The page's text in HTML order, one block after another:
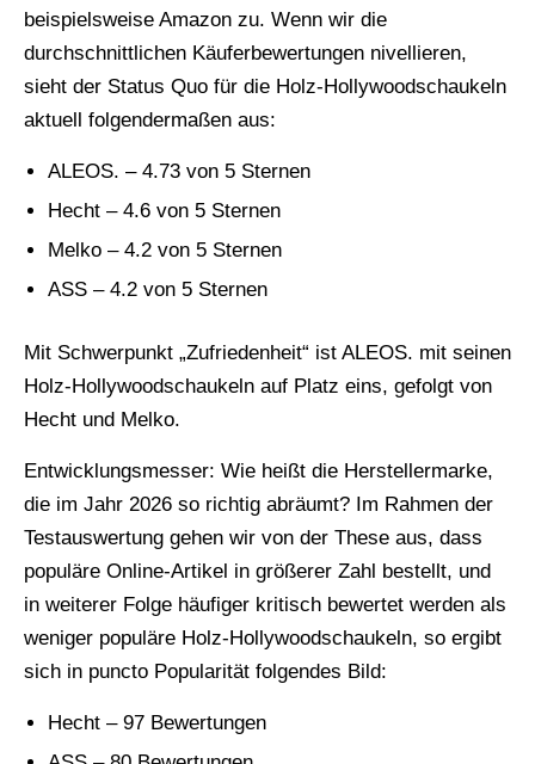
beispielsweise Amazon zu. Wenn wir die
durchschnittlichen Käuferbewertungen nivellieren,
sieht der Status Quo für die Holz-Hollywoodschaukeln
aktuell folgendermaßen aus:
ALEOS. – 4.73 von 5 Sternen
Hecht – 4.6 von 5 Sternen
Melko – 4.2 von 5 Sternen
ASS – 4.2 von 5 Sternen
Mit Schwerpunkt „Zufriedenheit“ ist ALEOS. mit seinen
Holz-Hollywoodschaukeln auf Platz eins, gefolgt von
Hecht und Melko.
Entwicklungsmesser: Wie heißt die Herstellermarke,
die im Jahr 2026 so richtig abräumt? Im Rahmen der
Testauswertung gehen wir von der These aus, dass
populäre Online-Artikel in größerer Zahl bestellt, und
in weiterer Folge häufiger kritisch bewertet werden als
weniger populäre Holz-Hollywoodschaukeln, so ergibt
sich in puncto Popularität folgendes Bild:
Hecht – 97 Bewertungen